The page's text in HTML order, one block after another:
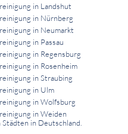
in Landshut
in Nürnberg
in Neumarkt
in Passau
in Regensburg
in Rosenheim
in Straubing
in Ulm
in Wolfsburg
in Weiden
in Deutschland.